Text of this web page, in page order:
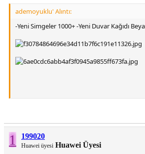
ademoyuklu' Alıntı:
-Yeni Simgeler 1000+ -Yeni Duvar Kağıdı
1 199020
Huawei üyesi Huawei Üyesi